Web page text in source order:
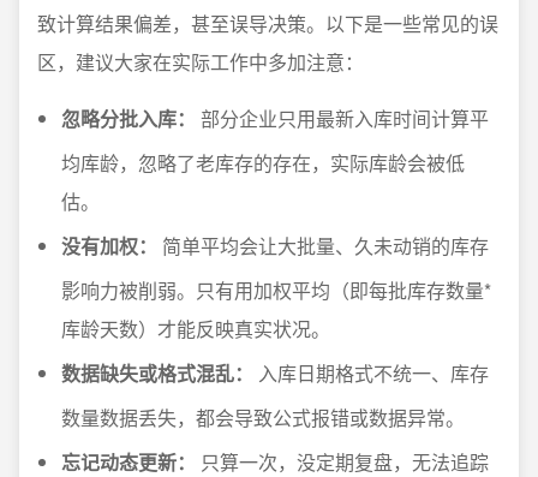
致计算结果偏差，甚至误导决策。以下是一些常见的误
区，建议大家在实际工作中多加注意：
忽略分批入库：
部分企业只用最新入库时间计算平
均库龄，忽略了老库存的存在，实际库龄会被低
估。
没有加权：
简单平均会让大批量、久未动销的库存
影响力被削弱。只有用加权平均（即每批库存数量*
库龄天数）才能反映真实状况。
数据缺失或格式混乱：
入库日期格式不统一、库存
数量数据丢失，都会导致公式报错或数据异常。
忘记动态更新：
只算一次，没定期复盘，无法追踪